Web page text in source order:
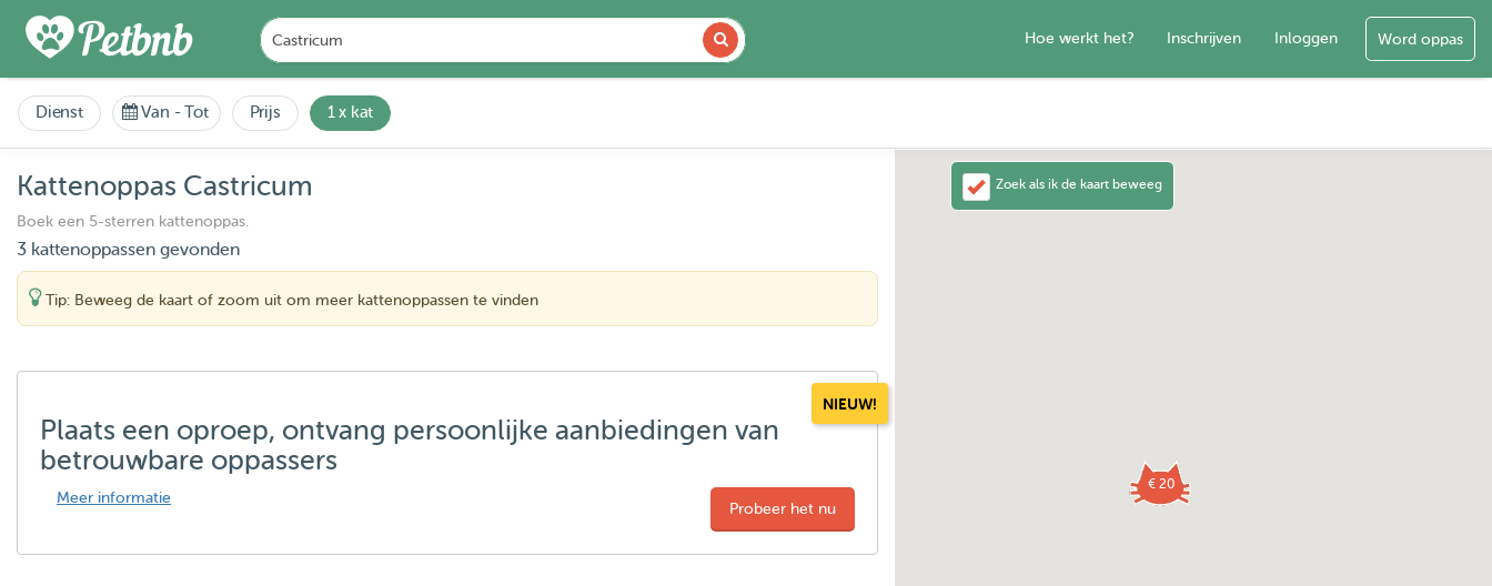
Hoe werkt het? Inschrijven Inloggen Word oppas
Dienst Van -Tot Prijs 1 x kat
Kattenoppas Castricum
Boek een 5-sterren kattenoppas.
3 kattenoppassen gevonden
Tip: Beweeg de kaart of zoom uit om meer kattenoppassen te vinden
NIEUW!
Plaats een oproep, ontvang persoonlijke aanbiedingen van
betrouwbare oppassers
Meer informatie
Probeer het nu
€ 20
Zoek als ik de kaart beweeg